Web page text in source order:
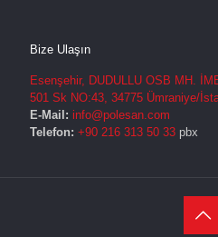
Bize Ulaşın
Esenşehir, DUDULLU OSB MH.
501 Sk NO:43, 34775 Ümraniye/
E-Mail: info@polesan.com
Telefon: +90 216 313 50 33 pbx